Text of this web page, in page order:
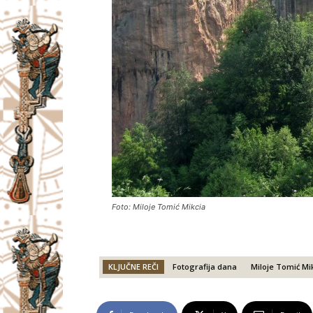
Foto: Miloje Tomić Mikcia
KLJUČNE REČI Fotografija dana Miloje Tomić